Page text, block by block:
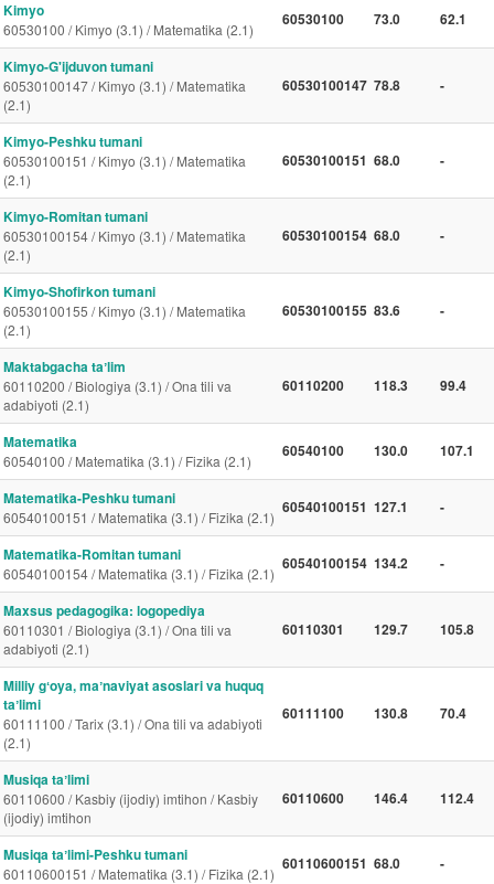
Kimyo
60530100 / Kimyo (3.1) / Matematika (2.1)
60530100 73.0 62.1
Kimyo-G'ijduvon tumani
60530100147 / Kimyo (3.1) / Matematika
(2.1)
60530100147 78.8 -
Kimyo-Peshku tumani
60530100151 / Kimyo (3.1) / Matematika
(2.1)
60530100151 68.0 -
Kimyo-Romitan tumani
60530100154 / Kimyo (3.1) / Matematika
(2.1)
60530100154 68.0 -
Kimyo-Shofirkon tumani
60530100155 / Kimyo (3.1) / Matematika
(2.1)
60530100155 83.6 -
Maktabgacha taʼlim
60110200 / Biologiya (3.1) / Ona tili va
adabiyoti (2.1)
60110200 118.3 99.4
Matematika
60540100 / Matematika (3.1) / Fizika (2.1)
60540100 130.0 107.1
Matematika-Peshku tumani
60540100151 / Matematika (3.1) / Fizika (2.1)
60540100151 127.1 -
Matematika-Romitan tumani
60540100154 / Matematika (3.1) / Fizika (2.1)
60540100154 134.2 -
Maxsus pedagogika: logopediya
60110301 / Biologiya (3.1) / Ona tili va
adabiyoti (2.1)
60110301 129.7 105.8
Milliy gʻoya, maʼnaviyat asoslari va huquq
taʼlimi
60111100 / Tarix (3.1) / Ona tili va adabiyoti
(2.1)
60111100 130.8 70.4
Musiqa taʼlimi
60110600 / Kasbiy (ijodiy) imtihon / Kasbiy
(ijodiy) imtihon
60110600 146.4 112.4
Musiqa taʼlimi-Peshku tumani
60110600151 / Matematika (3.1) / Fizika (2.1)
60110600151 68.0 -